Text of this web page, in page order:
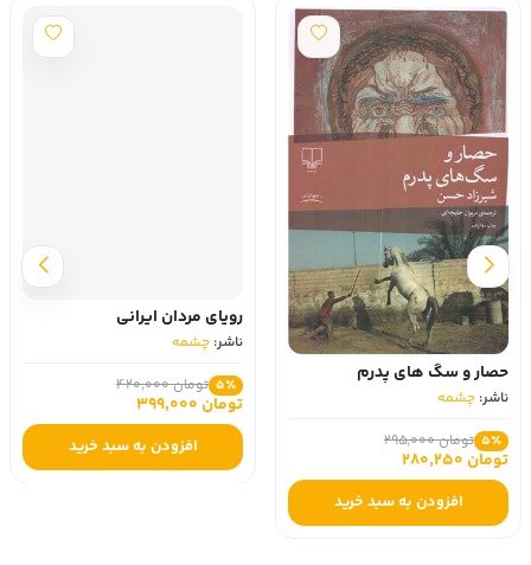
حصار و سگ های پدرم
ناشر: چشمه
5٪ تومان 295,000
تومان 280,250
افزودن به سبد خرید
رویای مردان ایرانی
ناشر: چشمه
5٪ تومان 420,000
تومان 399,000
افزودن به سبد خرید